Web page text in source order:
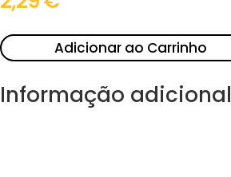
Adicionar ao Carrinho
Informação adicional